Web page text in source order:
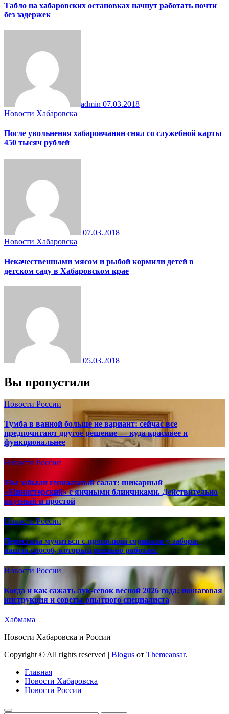
Табло на хабаровских остановках начнут работать почти
без задержек
admin 07.03.2018
Новости Хабаровска
После увольнения хабаровчанин снял со служебной карты
450 тысяч рублей
07.03.2018
Новости Хабаровска
Некачественными мясом и рыбой кормили детей в
детском саду в Хабаровском крае
05.03.2018
Вы пропустили
Новости России
Тумба в ванной больше не вариант: сейчас все
предпочитают другое решение — куда красивее и
функциональнее
Новости России
Мы забыли гениальный салат: шикарный
«Министерский» с яичными блинчиками. Действительно
вкусный и простой
Новости России
Перестала мучиться с прополкой сорняков у забора:
нашла способ, который реально работает
Новости России
Когда и как сажать лук-севок весной 2026 года: пошаговая
инструкция и советы опытного специалиста
Хабмама
Новости Хабаровска и России
Copyright © All rights reserved | Blogus от Themeansar.
Главная
Новости Хабаровска
Новости России